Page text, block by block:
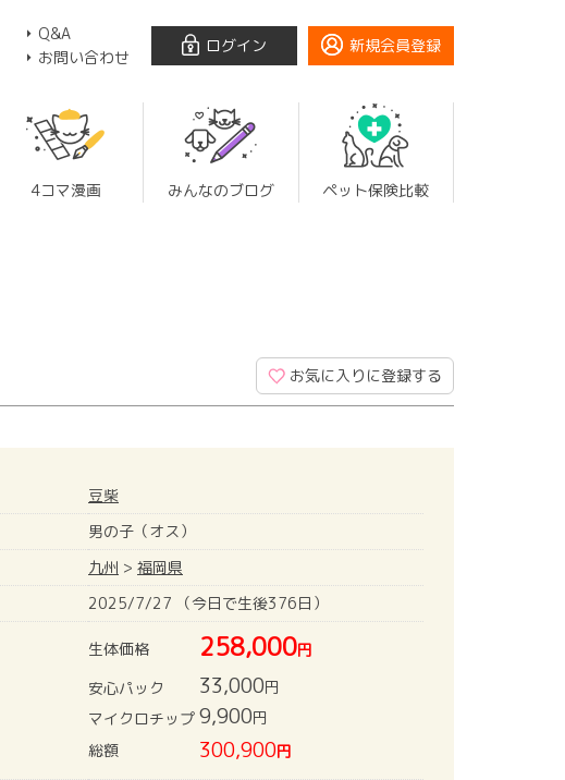
Q&A
お問い合わせ
ログイン 新規会員登録
4コマ漫画 みんなのブログ ペット保険比較
お気に入りに登録する
豆柴
男の子（オス）
九州 > 福岡県
2025/7/27 （今日で生後376日）
生体価格 258,000円
安心パック
33,000円
マイクロチップ 9,900円
総額
300,900円